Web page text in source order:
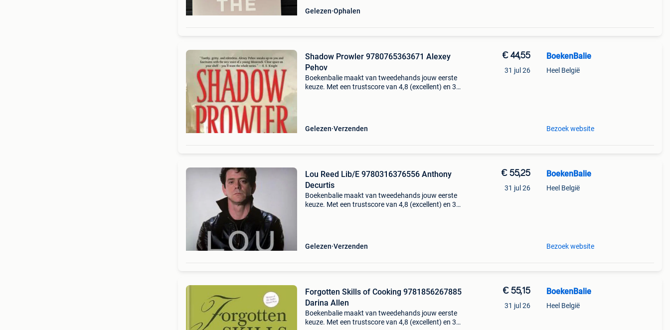
Gelezen Ophalen
Shadow Prowler 9780765363671 Alexey
Pehov
Boekenbalie maakt van tweedehands jouw eerste
keuze. Met een trustscore van 4,8 (excellent) en 30
Gelezen Verzenden
€ 44,55
31 jul 26
BoekenBalie
Heel België
Bezoek website
Lou Reed Lib/E 9780316376556 Anthony
Decurtis
Boekenbalie maakt van tweedehands jouw eerste
keuze. Met een trustscore van 4,8 (excellent) en 30
Gelezen Verzenden
€ 55,25
31 jul 26
BoekenBalie
Heel België
Bezoek website
Forgotten Skills of Cooking 9781856267885
Darina Allen
Boekenbalie maakt van tweedehands jouw eerste
keuze. Met een trustscore van 4,8 (excellent) en 30
€ 55,15
31 jul 26
BoekenBalie
Heel België